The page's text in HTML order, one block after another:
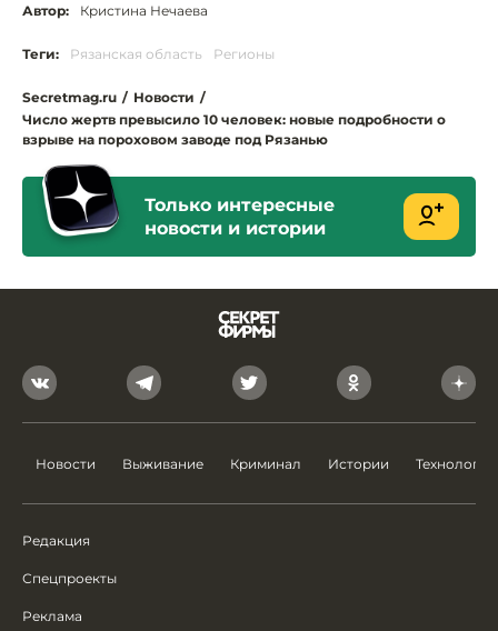
Автор: Кристина Нечаева
Теги: Рязанская область Регионы
Secretmag.ru / Новости /
Число жертв превысило 10 человек: новые подробности о
взрыве на пороховом заводе под Рязанью
Только интересные
новости и истории
Новости Выживание Криминал Истории Технологии
Редакция
Спецпроекты
Реклама